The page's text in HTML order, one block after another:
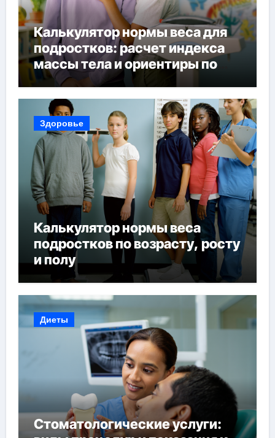
Калькулятор нормы веса для
подростков: расчет индекса
массы тела и ориентиры по
возрасту, росту и полу
Здоровье
Калькулятор нормы веса
подростков по возрасту, росту
и полу
Диеты
Стоматологические услуги: